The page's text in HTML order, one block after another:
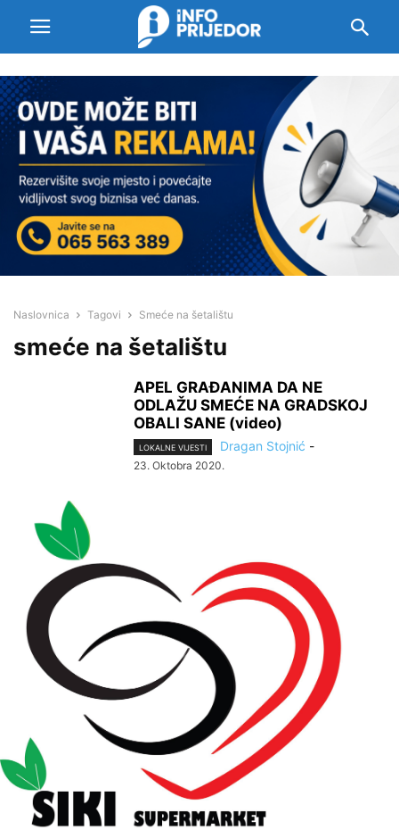
Naslovnica Tagovi Smeće na šetalištu
smeće na šetalištu
APEL GRAĐANIMA DA NE
ODLAŽU SMEĆE NA GRADSKOJ
OBALI SANE (video)
LOKALNE VIJESTI Dragan Stojnić -
23. Oktobra 2020.